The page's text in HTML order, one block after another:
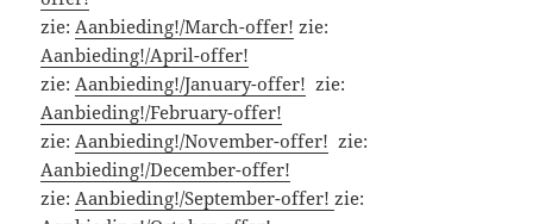
zie:Aanbieding!/March-offer! zie:
Aanbieding!/April-offer!
zie:Aanbieding!/January-offer! zie:
Aanbieding!/February-offer!
zie:Aanbieding!/November-offer! zie:
Aanbieding!/December-offer!
zie:Aanbieding!/September-offer!zie: